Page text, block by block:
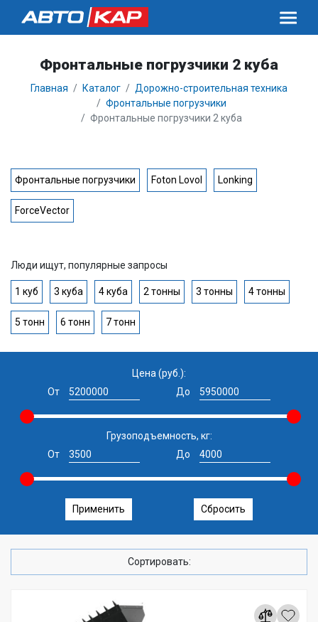
Фронтальные погрузчики 2 куба
Главная Каталог
Дорожно-строительная техника
Фронтальные погрузчики
Фронтальные погрузчики 2 куба
Фронтальные погрузчики Foton Lovol Lonking
ForceVector
Люди ищут, популярные запросы
1 куб 3 куба 4 куба 2 тонны 3 тонны 4 тонны
5 тонн 6 тонн 7 тонн
Цена (руб.):
От
До
Грузоподъемность, кг:
От
До
Применить Сбросить
Сортировать: